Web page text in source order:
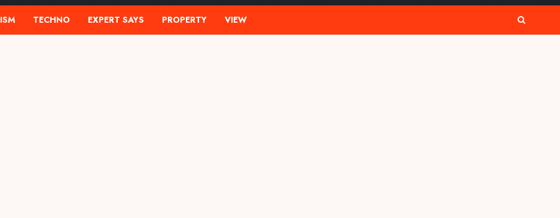
TECHNO EXPERT SAYS PROPERTY VIEW